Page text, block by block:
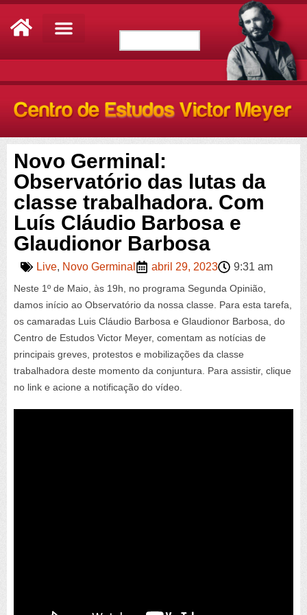
Novo Germinal:
Observatório das lutas da
classe trabalhadora. Com
Luís Cláudio Barbosa e
Glaudionor Barbosa
Live, Novo Germinal abril 29, 2023 9:31 am
Neste 1º de Maio, às 19h, no programa Segunda Opinião,
damos início ao Observatório da nossa classe. Para esta tarefa,
os camaradas Luis Cláudio Barbosa e Glaudionor Barbosa, do
Centro de Estudos Victor Meyer, comentam as notícias de
principais greves, protestos e mobilizações da classe
trabalhadora deste momento da conjuntura. Para assistir, clique
no link e acione a notificação do vídeo.